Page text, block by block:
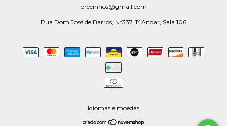
precinhos@gmail.com
Rua Dom José de Barros, Nº337, 1º Andar, Sala 106
Idiomas e moedas